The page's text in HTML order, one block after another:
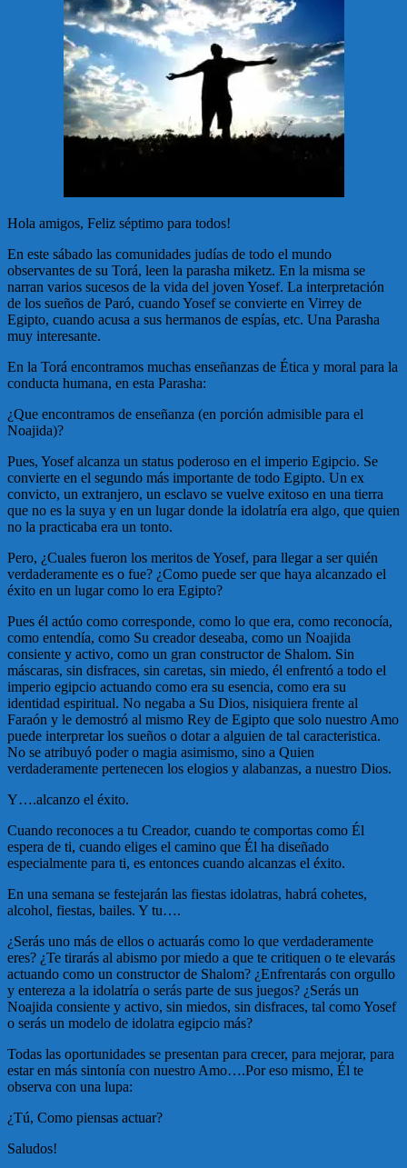
Hola amigos, Feliz séptimo para todos!
En este sábado las comunidades judías de todo el mundo
observantes de su Torá, leen la parasha miketz. En la misma se
narran varios sucesos de la vida del joven Yosef. La interpretación
de los sueños de Paró, cuando Yosef se convierte en Virrey de
Egipto, cuando acusa a sus hermanos de espías, etc. Una Parasha
muy interesante.
En la Torá encontramos muchas enseñanzas de Ética y moral para la
conducta humana, en esta Parasha:
¿Que encontramos de enseñanza (en porción admisible para el
Noajida)?
Pues, Yosef alcanza un status poderoso en el imperio Egipcio. Se
convierte en el segundo más importante de todo Egipto. Un ex
convicto, un extranjero, un esclavo se vuelve exitoso en una tierra
que no es la suya y en un lugar donde la idolatría era algo, que quien
no la practicaba era un tonto.
Pero, ¿Cuales fueron los meritos de Yosef, para llegar a ser quién
verdaderamente es o fue? ¿Como puede ser que haya alcanzado el
éxito en un lugar como lo era Egipto?
Pues él actúo como corresponde, como lo que era, como reconocía,
como entendía, como Su creador deseaba, como un Noajida
consiente y activo, como un gran constructor de Shalom. Sin
máscaras, sin disfraces, sin caretas, sin miedo, él enfrentó a todo el
imperio egipcio actuando como era su esencia, como era su
identidad espiritual. No negaba a Su Dios, nisiquiera frente al
Faraón y le demostró al mismo Rey de Egipto que solo nuestro Amo
puede interpretar los sueños o dotar a alguien de tal caracteristica.
No se atribuyó poder o magia asimismo, sino a Quien
verdaderamente pertenecen los elogios y alabanzas, a nuestro Dios.
Y….alcanzo el éxito.
Cuando reconoces a tu Creador, cuando te comportas como Él
espera de ti, cuando eliges el camino que Él ha diseñado
especialmente para ti, es entonces cuando alcanzas el éxito.
En una semana se festejarán las fiestas idolatras, habrá cohetes,
alcohol, fiestas, bailes. Y tu….
¿Serás uno más de ellos o actuarás como lo que verdaderamente
eres? ¿Te tirarás al abismo por miedo a que te critiquen o te elevarás
actuando como un constructor de Shalom? ¿Enfrentarás con orgullo
y entereza a la idolatría o serás parte de sus juegos? ¿Serás un
Noajida consiente y activo, sin miedos, sin disfraces, tal como Yosef
o serás un modelo de idolatra egipcio más?
Todas las oportunidades se presentan para crecer, para mejorar, para
estar en más sintonía con nuestro Amo….Por eso mismo, Él te
observa con una lupa:
¿Tú, Como piensas actuar?
Saludos!